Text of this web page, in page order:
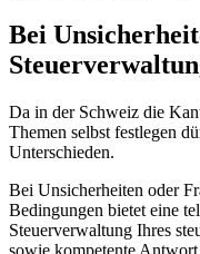
Bei
Da in der Schweiz die
Themen selbst festlegen
Unterschieden.
Bei Unsicherheiten oder
Bedingungen bietet eine
Steuerverwaltung Ihres
sowie kompetente Antwort.